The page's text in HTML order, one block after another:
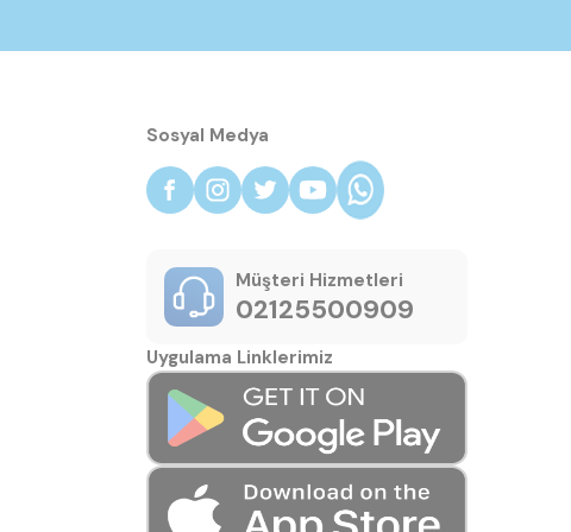
Sosyal Medya
Müşteri Hizmetleri
02125500909
Uygulama Linklerimiz